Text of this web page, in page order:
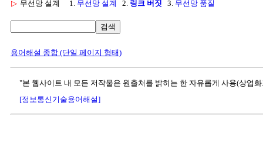
▷ 무선망 설계 1. 무선망 설계 2. 링크 버짓 3. 무선망 품질
검색
용어해설 종합 (단일 페이지 형태)
"본 웹사이트 내 모든 저작물은 원출처를 밝히는 한 자유롭게 사용(상업
[정보통신기술용어해설]